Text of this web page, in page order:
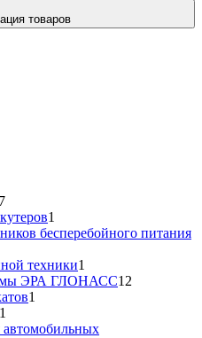
товаров
77
товаров1
товар
бесперебойного питания
техники1
товар
ЭРА ГЛОНАСС12
1
1
товар
автомобильных